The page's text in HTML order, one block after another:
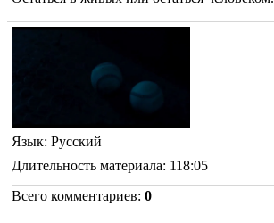
Язык: Русский
Длительность материала: 118:05
Всего комментариев: 0